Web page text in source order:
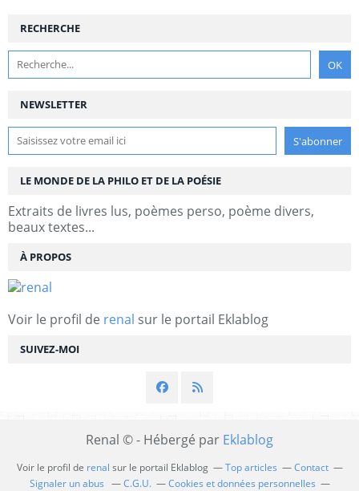
NEWSLETTER
SUIVEZ-MOI
RECHERCHE
LE MONDE DE LA PHILO ET DE LA POÉSIE
Extraits de livres lus, poèmes perso, poème divers,
beaux textes...
À PROPOS
Voir le profil de renal sur le portail Eklablog
Renal © - Hébergé par Eklablog
Voir le profil de renal sur le portail Eklablog Top articles
Contact
Signaler un abus
C.G.U. Cookies et données personnelles